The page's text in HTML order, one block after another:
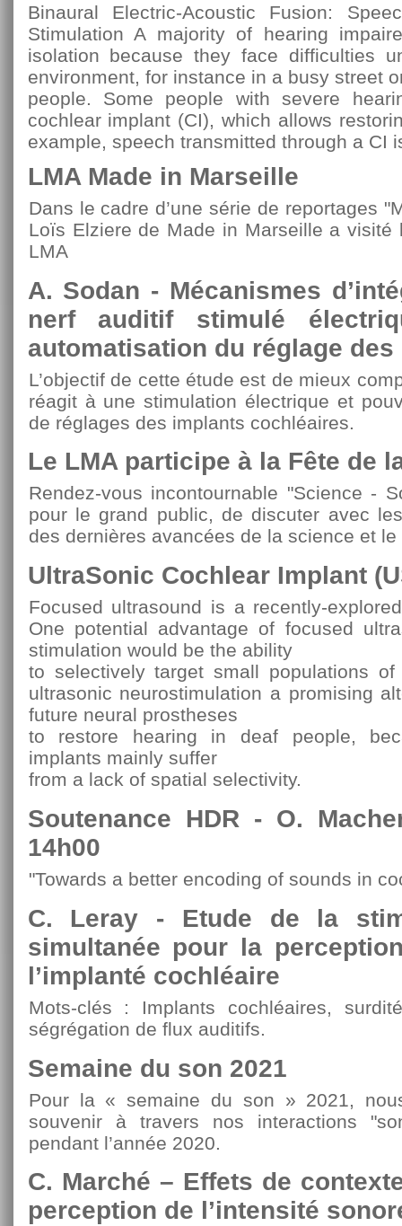
Binaural Electric-Acoustic Fusion:
Stimulation A majority of hearing
isolation because they face difficulties
environment, for instance in a busy street
people. Some people with severe
cochlear implant (CI), which allows
example, speech transmitted through a CI
LMA Made in Marseille
Dans le cadre d’une série de reportages
Loïs Elziere de Made in Marseille a visité
LMA
A. Sodan - Mécanismes
nerf auditif stimulé
automatisation du réglage
L’objectif de cette étude est de mieux
réagit à une stimulation électrique et
de réglages des implants cochléaires.
Le LMA participe à la Fête de
Rendez-vous incontournable "Science -
pour le grand public, de discuter avec
des dernières avancées de la science et
UltraSonic Cochlear Implant
Focused ultrasound is a recently-
One potential advantage of focused
stimulation would be the ability
to selectively target small populations
ultrasonic neurostimulation a promising
future neural prostheses
to restore hearing in deaf people,
implants mainly suffer
from a lack of spatial selectivity.
Soutenance HDR - O.
14h00
"Towards a better encoding of sounds in
C. Leray - Etude de la
simultanée pour la
l’implanté cochléaire
Mots-clés : Implants cochléaires,
ségrégation de flux auditifs.
Semaine du son 2021
Pour la « semaine du son » 2021,
souvenir à travers nos interactions
pendant l’année 2020.
C. Marché – Effets de
perception de l’intensité